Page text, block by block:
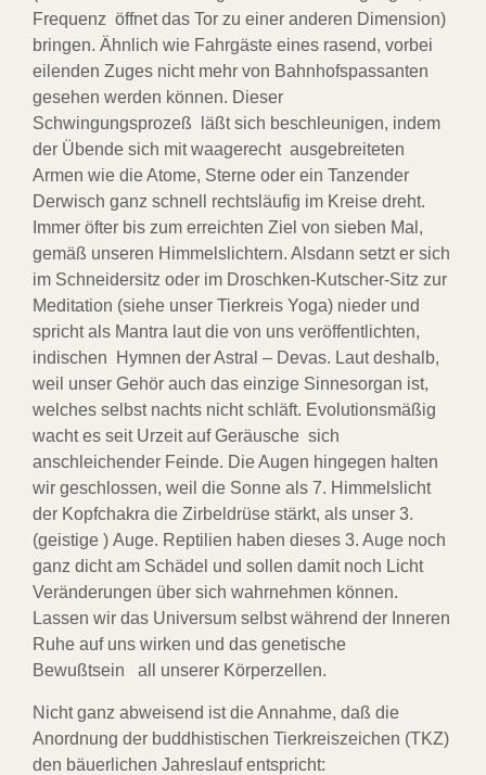
Frequenz öffnet das Tor zu einer anderen Dimension)
bringen. Ähnlich wie Fahrgäste eines rasend, vorbei
eilenden Zuges nicht mehr von Bahnhofspassanten
gesehen werden können. Dieser
Schwingungsprozeß läßt sich beschleunigen, indem
der Übende sich mit waagerecht ausgebreiteten
Armen wie die Atome, Sterne oder ein Tanzender
Derwisch ganz schnell rechtsläufig im Kreise dreht.
Immer öfter bis zum erreichten Ziel von sieben Mal,
gemäß unseren Himmelslichtern. Alsdann setzt er sich
im Schneidersitz oder im Droschken-Kutscher-Sitz zur
Meditation (siehe unser Tierkreis Yoga) nieder und
spricht als Mantra laut die von uns veröffentlichten,
indischen Hymnen der Astral – Devas. Laut deshalb,
weil unser Gehör auch das einzige Sinnesorgan ist,
welches selbst nachts nicht schläft. Evolutionsmäßig
wacht es seit Urzeit auf Geräusche sich
anschleichender Feinde. Die Augen hingegen halten
wir geschlossen, weil die Sonne als 7. Himmelslicht
der Kopfchakra die Zirbeldrüse stärkt, als unser 3.
(geistige ) Auge. Reptilien haben dieses 3. Auge noch
ganz dicht am Schädel und sollen damit noch Licht
Veränderungen über sich wahrnehmen können.
Lassen wir das Universum selbst während der Inneren
Ruhe auf uns wirken und das genetische
Bewußtsein all unserer Körperzellen.
Nicht ganz abweisend ist die Annahme, daß die
Anordnung der buddhistischen Tierkreiszeichen (TKZ)
den bäuerlichen Jahreslauf entspricht: